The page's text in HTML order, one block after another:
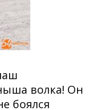
волка! Он
боялся